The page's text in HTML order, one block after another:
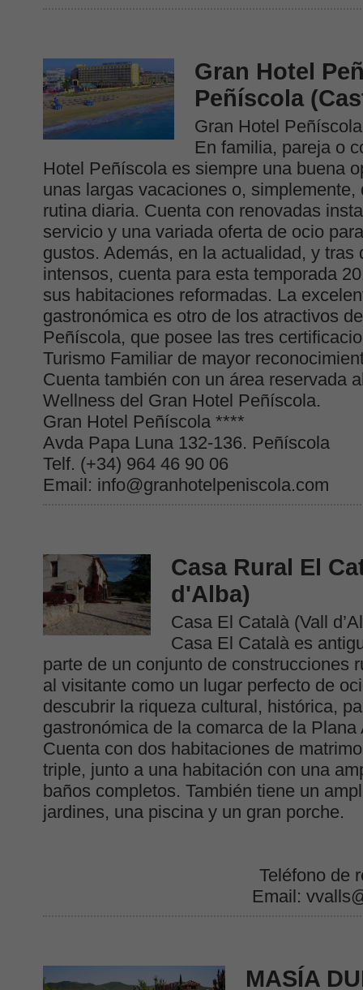
Gran Hotel
Peñíscola
Gran Hotel
En familia, pareja o
Hotel Peñíscola es siempre una buena
unas largas vacaciones o, simplemente,
rutina diaria. Cuenta con renovadas
servicio y una variada oferta de ocio
gustos. Además, en la actualidad, y tras
intensos, cuenta para esta temporada
sus habitaciones reformadas. La
gastronómica es otro de los atractivos
Peñíscola, que posee las tres
Turismo Familiar de mayor
Cuenta también con un área reservada
Wellness del Gran Hotel Peñíscola.
Gran Hotel Peñíscola ****
Avda Papa Luna 132-136. Peñíscola
Telf. (+34) 964 46 90 06
Email: info@granhotelpeniscola.com
Casa Rural El
d'Alba)
Casa El Català (Vall
Casa El Català es
parte de un conjunto de construcciones
al visitante como un lugar perfecto de
descubrir la riqueza cultural, histórica,
gastronómica de la comarca de la
Cuenta con dos habitaciones de
triple, junto a una habitación con una
baños completos. También tiene un
jardines, una piscina y un gran porche.
Teléfono de
Email:
MASÍA